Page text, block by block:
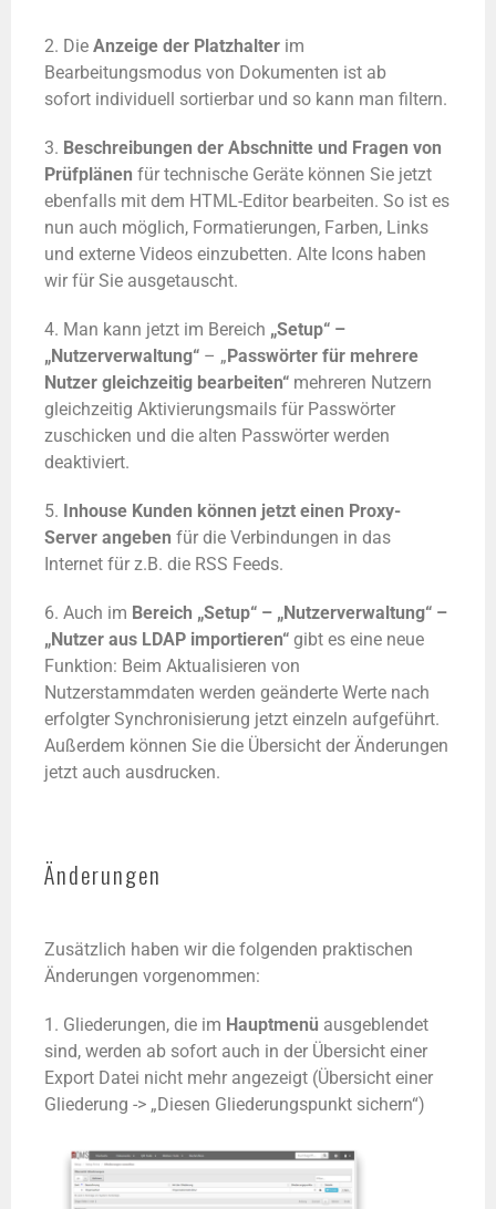
2. DieAnzeige der Platzhalter im
Bearbeitungsmodus von Dokumenten ist ab
sofort individuell sortierbar und so kann man filtern.
3. Beschreibungen der Abschnitte und Fragen von
Prüfplänen für technische Geräte können Sie jetzt
ebenfalls mit dem HTML-Editor bearbeiten. So ist es
nun auch möglich, Formatierungen, Farben, Links
und externe Videos einzubetten. Alte Icons haben
wir für Sie ausgetauscht.
4. Man kann jetzt im Bereich „Setup“ –
„Nutzerverwaltung“ – „Passwörter für mehrere
Nutzer gleichzeitig bearbeiten“ mehreren Nutzern
gleichzeitig Aktivierungsmails für Passwörter
zuschicken und die alten Passwörter werden
deaktiviert.
5. Inhouse Kunden können jetzt einen Proxy-
Server angebenfür die Verbindungen in das
Internet für z.B. die RSS Feeds.
6. Auch im Bereich „Setup“ – „Nutzerverwaltung“ –
„Nutzer aus LDAP importieren“gibt es eine neue
Funktion: Beim Aktualisieren von
Nutzerstammdaten werden geänderte Werte nach
erfolgter Synchronisierung jetzt einzeln aufgeführt.
Außerdem können Sie die Übersicht der Änderungen
jetzt auch ausdrucken.
Änderungen
Zusätzlich haben wir die folgenden praktischen
Änderungen vorgenommen:
1. Gliederungen, die im Hauptmenü ausgeblendet
sind, werden ab sofort auch in der Übersicht einer
Export Datei nicht mehr angezeigt (Übersicht einer
Gliederung -> „Diesen Gliederungspunkt sichern“)